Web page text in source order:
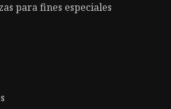
para fines especiales